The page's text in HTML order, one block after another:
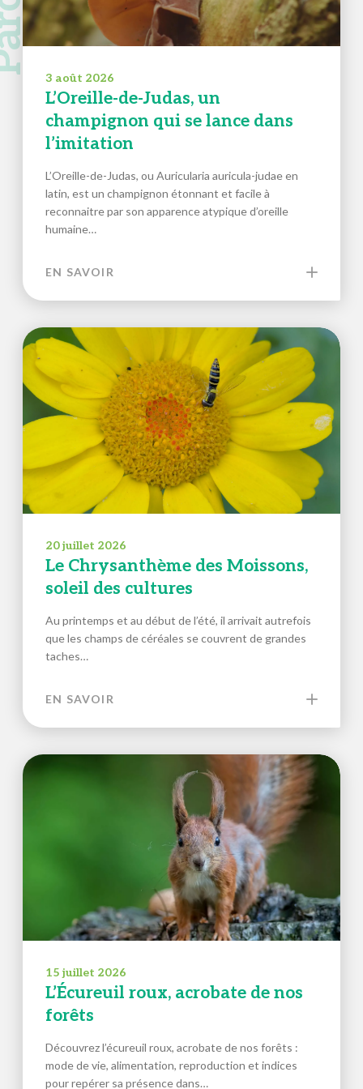
3 août 2026
L’Oreille-de-Judas, un
champignon qui se lance dans
l’imitation
L’Oreille-de-Judas, ou Auricularia auricula-judae en
latin, est un champignon étonnant et facile à
reconnaitre par son apparence atypique d’oreille
humaine…
EN SAVOIR
20 juillet 2026
Le Chrysanthème des Moissons,
soleil des cultures
Au printemps et au début de l’été, il arrivait autrefois
que les champs de céréales se couvrent de grandes
taches…
EN SAVOIR
15 juillet 2026
L’Écureuil roux, acrobate de nos
forêts
Découvrez l’écureuil roux, acrobate de nos forêts :
mode de vie, alimentation, reproduction et indices
pour repérer sa présence dans…